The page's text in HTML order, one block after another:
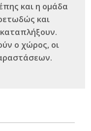
και η ομάδα
και
ο χώρος, οι